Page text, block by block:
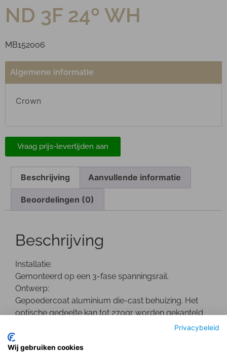
Privacybeleid
Wij gebruiken cookies
ND 3F 24º WH
MB152006
Algemene informatie
Crown
Vraag prijs-levertijden aan
Beschrijving Aanvullende informatie
Beoordelingen (0)
Beschrijving
Installatie:
Gemonteerd op een 3-fase spanningsrail.
Ontwerp:
Gepoedercoat aluminium die-cast behuizing. Het
optische gedeelte kan tot 270gr worden gekanteld
en is 355gr draaibaar. De driver bevindt zich in een 3